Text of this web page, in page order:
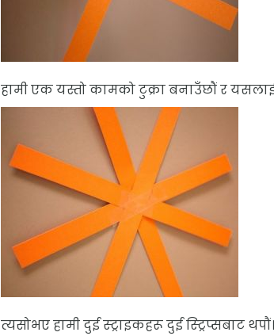
हामी एक यस्तो कामको टुक्रा बनाउँछौं र
त्यसोभए हामी दुई स्ट्राइकहरू दुई स्ट्रिप्सबाट थपौं।